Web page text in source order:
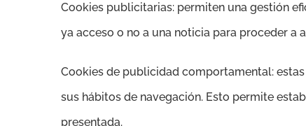
Cookies publicitarias: permiten una gestión
ya acceso o no a una noticia para proceder a
Cookies de publicidad comportamental:
sus hábitos de navegación. Esto permite
presentada.